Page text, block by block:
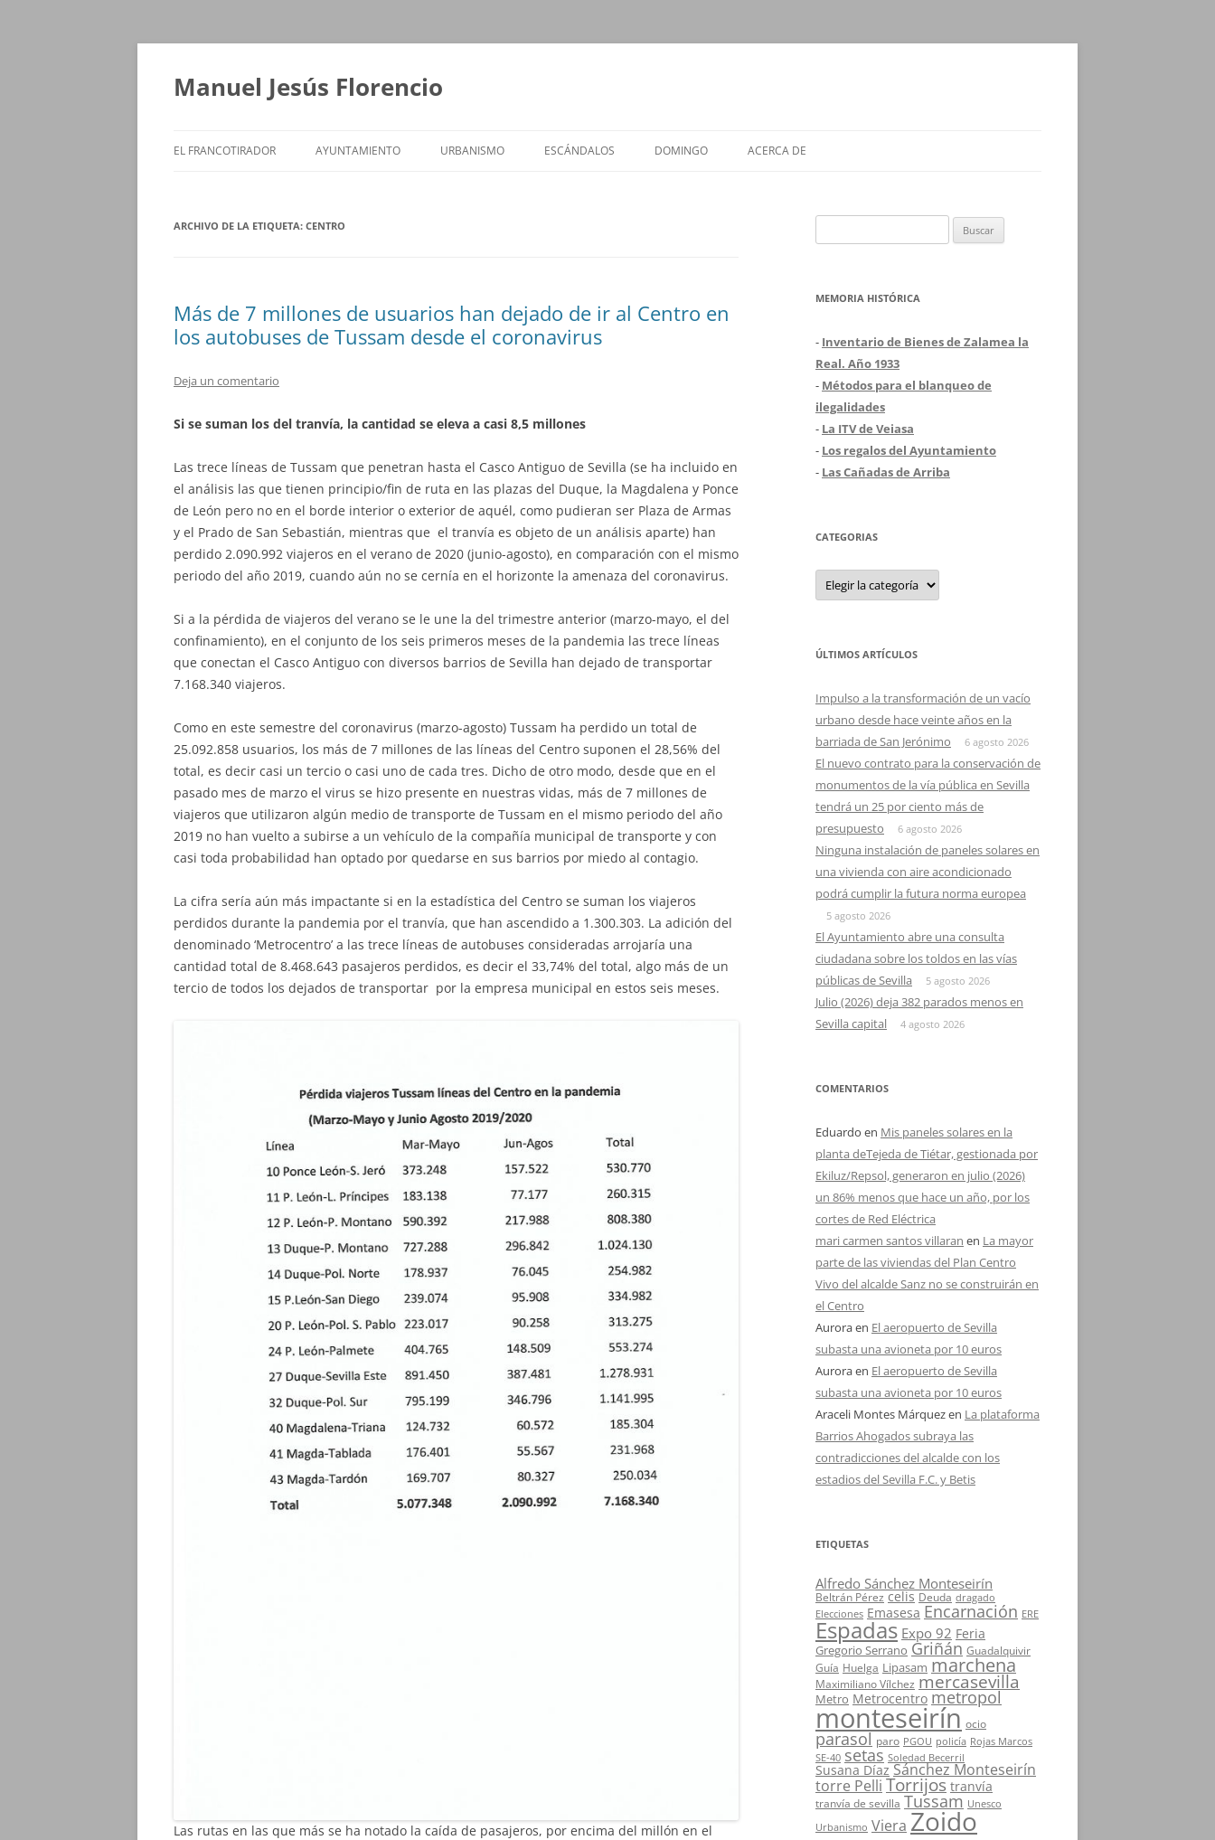
Saltar
Manuel Jesús Florencio
EL FRANCOTIRADOR AYUNTAMIENTO URBANISMO ESCÁNDALOS DOMINGO ACERCA DE
ARCHIVO DE LA ETIQUETA: CENTRO
Más de 7 millones de usuarios han dejado de ir al Centro en
los autobuses de Tussam desde el coronavirus
Deja un comentario
Si se suman los del tranvía, la cantidad se eleva a casi 8,5 millones
Las trece líneas de Tussam que penetran hasta el Casco Antiguo de Sevilla (se ha incluido en
el análisis las que tienen principio/fin de ruta en las plazas del Duque, la Magdalena y Ponce
de León pero no en el borde interior o exterior de aquél, como pudieran ser Plaza de Armas
y el Prado de San Sebastián, mientras que el tranvía es objeto de un análisis aparte) han
perdido 2.090.992 viajeros en el verano de 2020 (junio-agosto), en comparación con el mismo
periodo del año 2019, cuando aún no se cernía en el horizonte la amenaza del coronavirus.
Si a la pérdida de viajeros del verano se le une la del trimestre anterior (marzo-mayo, el del
confinamiento), en el conjunto de los seis primeros meses de la pandemia las trece líneas
que conectan el Casco Antiguo con diversos barrios de Sevilla han dejado de transportar
7.168.340 viajeros.
Como en este semestre del coronavirus (marzo-agosto) Tussam ha perdido un total de
25.092.858 usuarios, los más de 7 millones de las líneas del Centro suponen el 28,56% del
total, es decir casi un tercio o casi uno de cada tres. Dicho de otro modo, desde que en el
pasado mes de marzo el virus se hizo presente en nuestras vidas, más de 7 millones de
viajeros que utilizaron algún medio de transporte de Tussam en el mismo periodo del año
2019 no han vuelto a subirse a un vehículo de la compañía municipal de transporte y con
casi toda probabilidad han optado por quedarse en sus barrios por miedo al contagio.
La cifra sería aún más impactante si en la estadística del Centro se suman los viajeros
perdidos durante la pandemia por el tranvía, que han ascendido a 1.300.303. La adición del
denominado ‘Metrocentro’ a las trece líneas de autobuses consideradas arrojaría una
cantidad total de 8.468.643 pasajeros perdidos, es decir el 33,74% del total, algo más de un
tercio de todos los dejados de transportar por la empresa municipal en estos seis meses.
Las rutas en las que más se ha notado la caída de pasajeros, por encima del millón en el
MEMORIA HISTÓRICA
- Inventario de Bienes de Zalamea la
Real. Año 1933
- Métodos para el blanqueo de
ilegalidades
- La ITV de Veiasa
- Los regalos del Ayuntamiento
- Las Cañadas de Arriba
CATEGORIAS
Categorias
ÚLTIMOS ARTÍCULOS
Impulso a la transformación de un vacío
urbano desde hace veinte años en la
barriada de San Jerónimo
6 agosto 2026
El nuevo contrato para la conservación de
monumentos de la vía pública en Sevilla
tendrá un 25 por ciento más de
presupuesto
6 agosto 2026
Ninguna instalación de paneles solares en
una vivienda con aire acondicionado
podrá cumplir la futura norma europea
5 agosto 2026
El Ayuntamiento abre una consulta
ciudadana sobre los toldos en las vías
públicas de Sevilla
5 agosto 2026
Julio (2026) deja 382 parados menos en
Sevilla capital
4 agosto 2026
COMENTARIOS
Eduardo en Mis paneles solares en la
planta deTejeda de Tiétar, gestionada por
Ekiluz/Repsol, generaron en julio (2026)
un 86% menos que hace un año, por los
cortes de Red Eléctrica
mari carmen santos villaran en La mayor
parte de las viviendas del Plan Centro
Vivo del alcalde Sanz no se construirán en
el Centro
Auroraen El aeropuerto de Sevilla
subasta una avioneta por 10 euros
Auroraen El aeropuerto de Sevilla
subasta una avioneta por 10 euros
Araceli Montes Márquezen La plataforma
Barrios Ahogados subraya las
contradicciones del alcalde con los
estadios del Sevilla F.C. y Betis
ETIQUETAS
Alfredo Sánchez Monteseirín
Beltrán Pérez celis Deuda dragado
Elecciones Emasesa Encarnación ERE
Espadas Expo 92 Feria
Gregorio Serrano Griñán Guadalquivir
Guía Huelga Lipasam marchena
Maximiliano Vílchez mercasevilla
Metro Metrocentro metropol
monteseirín ocio
parasol paro PGOU policía Rojas Marcos
SE-40 setas Soledad Becerril
Susana Díaz Sánchez Monteseirín
torre Pelli Torrijos tranvía
tranvía de sevilla Tussam Unesco
Urbanismo Viera Zoido